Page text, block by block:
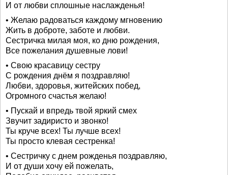
И от любви сплошные наслажденья!
• Желаю радоваться каждому мгновению
Жить в доброте, заботе и любви.
Сестричка милая моя, ко дню рождения,
Все пожелания душевные лови!
• Свою красавицу сестру
С рождения днём я поздравляю!
Любви, здоровья, житейских побед,
Огромного счастья желаю!
• Пускай и впредь твой яркий смех
Звучит задиристо и звонко!
Ты круче всех! Ты лучше всех!
Ты просто клевая сестренка!
• Сестричку с днем рожденья поздравляю,
И от души хочу ей пожелать,